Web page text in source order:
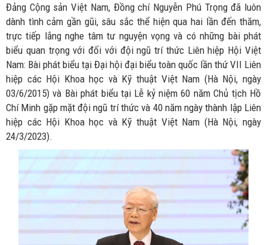
Đảng Cộng sản Việt Nam, Đồng chí Nguyễn Phú Trọng đã luôn
dành tình cảm gần gũi, sâu sắc thể hiện qua hai lần đến thăm,
trực tiếp lắng nghe tâm tư nguyện vọng và có những bài phát
biểu quan trọng với đối với đội ngũ trí thức Liên hiệp Hội Việt
Nam: Bài phát biểu tại Đại hội đại biểu toàn quốc lần thứ VII Liên
hiệp các Hội Khoa học và Kỹ thuật Việt Nam (Hà Nội, ngày
03/6/2015) và Bài phát biểu tại Lễ kỷ niệm 60 năm Chủ tịch Hồ
Chí Minh gặp mặt đội ngũ trí thức và 40 năm ngày thành lập Liên
hiệp các Hội Khoa học và Kỹ thuật Việt Nam (Hà Nội, ngày
24/3/2023).